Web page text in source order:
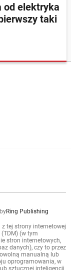
od elektryka
taki
Ring Publishing
tej strony internetowej
(w tym
stron internetowych,
danych), czy to przez
manualną lub
oprogramowania, w
sztucznej inteligencji